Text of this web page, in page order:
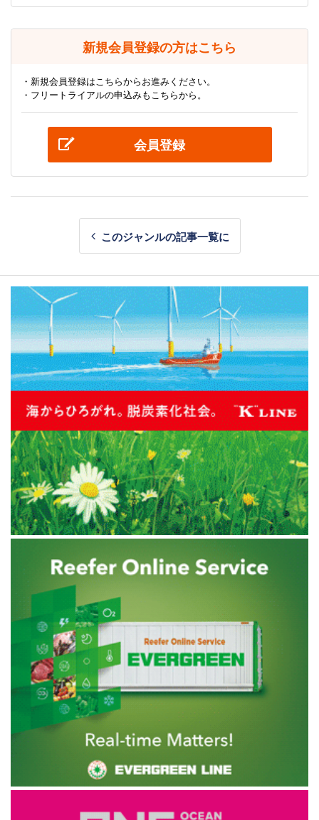
新規会員登録の方はこちら
・新規会員登録はこちらからお進みください。
・フリートライアルの申込みもこちらから。
会員登録
このジャンルの記事一覧に